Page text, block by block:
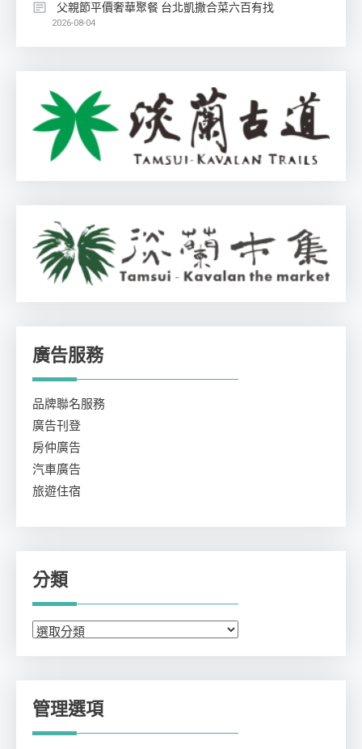
父親節平價奢華聚餐 台北凱撒合菜六百有找
2026-08-04
廣告服務
品牌聯名服務
廣告刊登
房仲廣告
汽車廣告
旅遊住宿
分類
分
管理選項